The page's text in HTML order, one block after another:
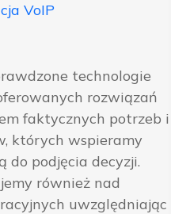
VoIP
technologie
rozwiązań
faktycznych potrzeb i
których wspieramy
do podjęcia decyzji.
również nad
uwzględniając